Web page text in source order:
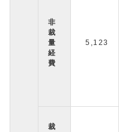
非
裁
量
経
費
5,123
裁